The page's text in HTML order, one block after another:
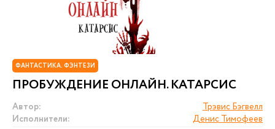
ФАНТАСТИКА. ФЭНТЕЗИ
ПРОБУЖДЕНИЕ ОНЛАЙН. КАТАРСИС
Автор:
Трэвис Бэгвелл
Исполнители:
Денис Тимофеев